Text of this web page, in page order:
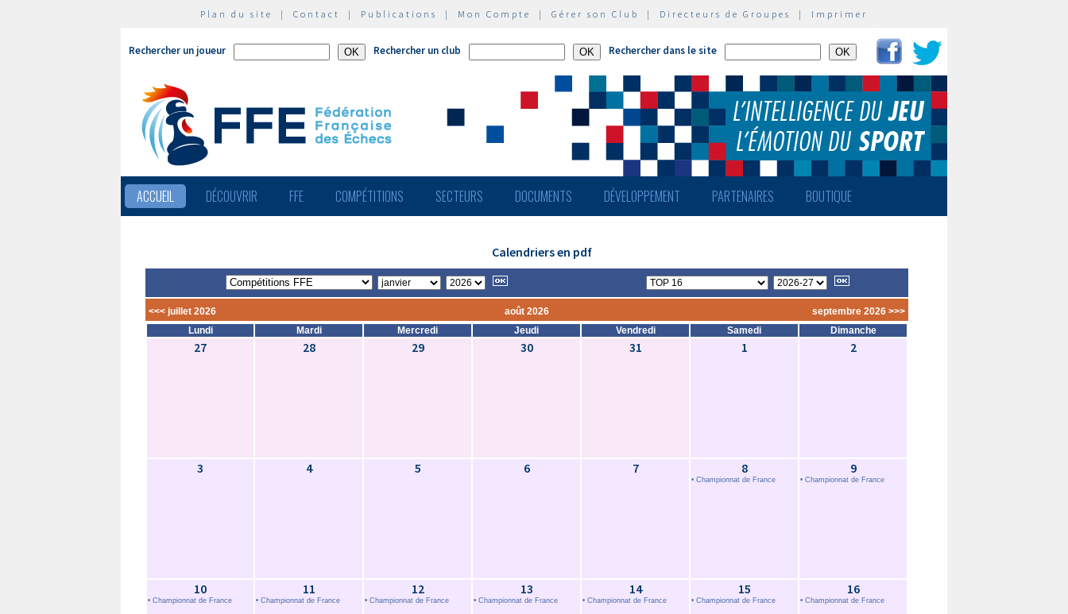
Plan du site | Contact | Publications | Mon Compte | Gérer son Club | Directeurs de Groupes | Imprimer
Rechercher un joueur Rechercher un club Rechercher dans le site
ACCUEIL DÉCOUVRIR FFE COMPÉTITIONS SECTEURS DOCUMENTS DÉVELOPPEMENT PARTENAIRES BOUTIQUE
Calendriers en pdf
<<< juillet 2026 août 2026
septembre 2026 >>>
Lundi
Mardi Mercredi Jeudi Vendredi Samedi Dimanche
27 28 29 30 31 1 2
3 4 5 6 7 8
• Championnat de France
9
• Championnat de France
10
• Championnat de France
11
• Championnat de France
12
• Championnat de France
13
• Championnat de France
14
• Championnat de France
15
• Championnat de France
16
• Championnat de France